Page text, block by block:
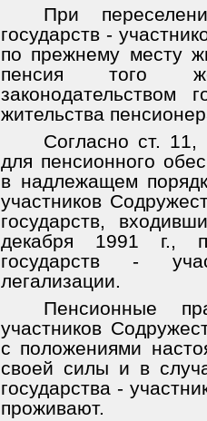
При
государств -
по прежнему месту
пенсия того
законодательством
жительства
Согласно ст. 11,
для пенсионного
в надлежащем
участников
государств,
декабря 1991 г.,
государств -
легализации.
Пенсионные
участников
с положениями
своей силы и в
государства -
проживают.